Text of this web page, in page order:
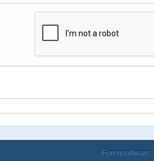
Forensoftware: